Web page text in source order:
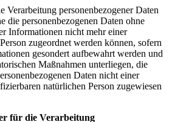
Verarbeitung personenbezogener Daten
die personenbezogenen Daten ohne
Informationen nicht mehr einer
zugeordnet werden können, sofern
gesondert aufbewahrt werden und
Maßnahmen unterliegen, die
Daten nicht einer
natürlichen Person zugewiesen
für die Verarbeitung